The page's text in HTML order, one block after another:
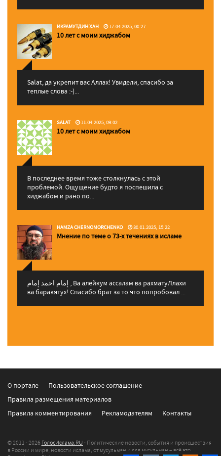
ИКРАМУТДИН ХАН 17.04.2025, 00:27
10 лет с моим хиджабом
Salat, да укрепит вас Аллаx! Увидели, спасибо за
теплые слова :-)...
SALAT 11.04.2025, 09:02
10 лет с моим хиджабом
В последнее время тоже столкнулась с этой
проблемой. Ощущение будто я поспешила с
хиджабом и рано по...
HAMZA CHERNOMORCHENKO 30.01.2025, 15:22
Мнение по теме о 73-х течениях в исламе
إمام احمد إمام , Ва алейкум ассалам ва рахматуЛлахи
ва баракятух! Спасибо брат за то что попробовал ...
О портале
Пользовательское соглашение
Правила размещения материалов
Правила комментирования
Рекламодателям Контакты
© 2011 - 2026 ГолосИслама.RU - Политические новости, события и происшествия
в России и мире, новости ислама, от мусульман и для мусульман – всё это